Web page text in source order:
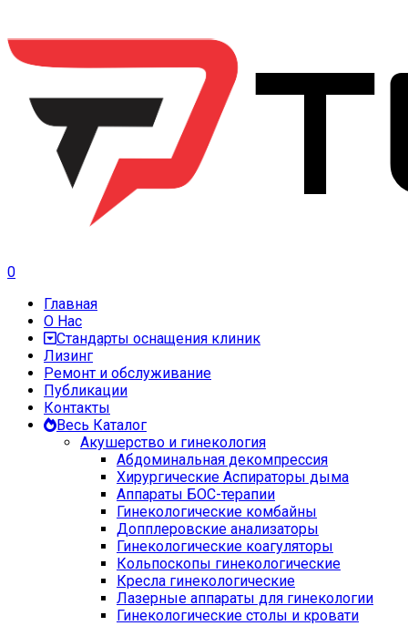
0
Главная
О Нас
Стандарты оснащения клиник
Лизинг
Ремонт и обслуживание
Публикации
Контакты
Весь Каталог
Акушерство и гинекология
Абдоминальная декомпрессия
Хирургические Аспираторы дыма
Аппараты БОС-терапии
Гинекологические комбайны
Допплеровские анализаторы
Гинекологические коагуляторы
Кольпоскопы гинекологические
Кресла гинекологические
Лазерные аппараты для гинекологии
Гинекологические столы и кровати